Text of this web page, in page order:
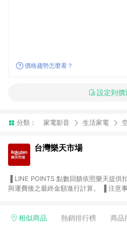
價格趨勢怎麼看？
設定到價
分類： 家電影音 生活家電
台灣樂天市場
與運費後之最終金額進行計算。 ▐ 注意事項 (1) 部分服務及店家
Smart mobile、神腦生活、JS巨盛、樂
相似商品 熱銷排行榜 商品